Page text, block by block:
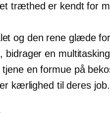
træthed er kendt for
og den rene glæde
bidrager en
en formue på
kærlighed til deres job.